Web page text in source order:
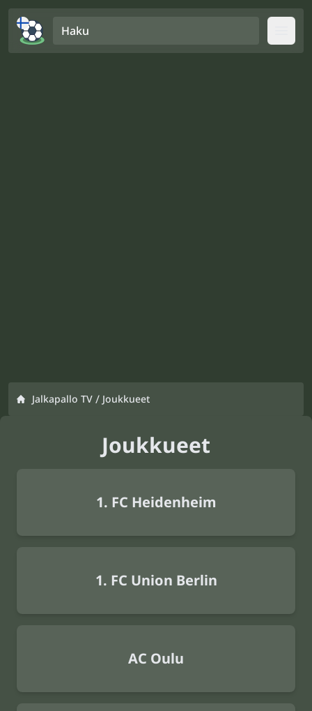
Jalkapallo TV / Joukkueet
Joukkueet
1. FC Heidenheim
1. FC Union Berlin
AC Oulu